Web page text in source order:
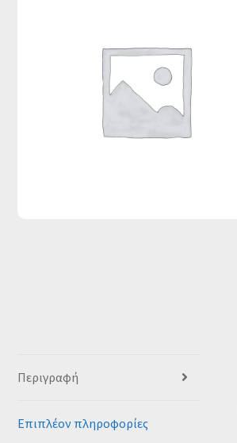
Περιγραφή
Επιπλέον πληροφορίες